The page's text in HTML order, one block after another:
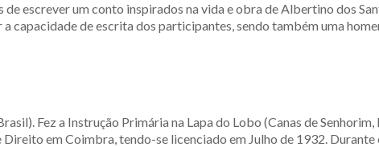
escrever um conto inspirados na vida e obra de Albertino dos
de escrita dos participantes, sendo também uma
Fez a Instrução Primária na Lapa do Lobo (Canas de
Direito em Coimbra, tendo-se licenciado em Julho de 1932.